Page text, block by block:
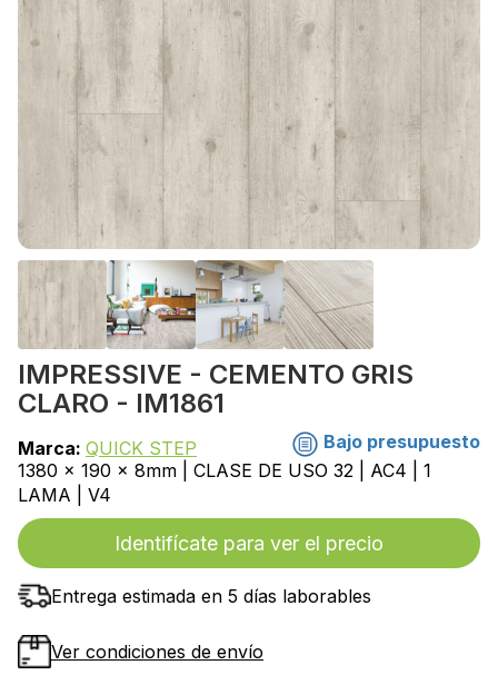
IMPRESSIVE - CEMENTO GRIS
CLARO - IM1861
Marca: QUICK STEP
Bajo presupuesto
1380 x 190 x 8mm | CLASE DE USO 32 | AC4 | 1
LAMA | V4
Identifícate para ver el precio
Entrega estimada en 5 días laborables
Ver condiciones de envío